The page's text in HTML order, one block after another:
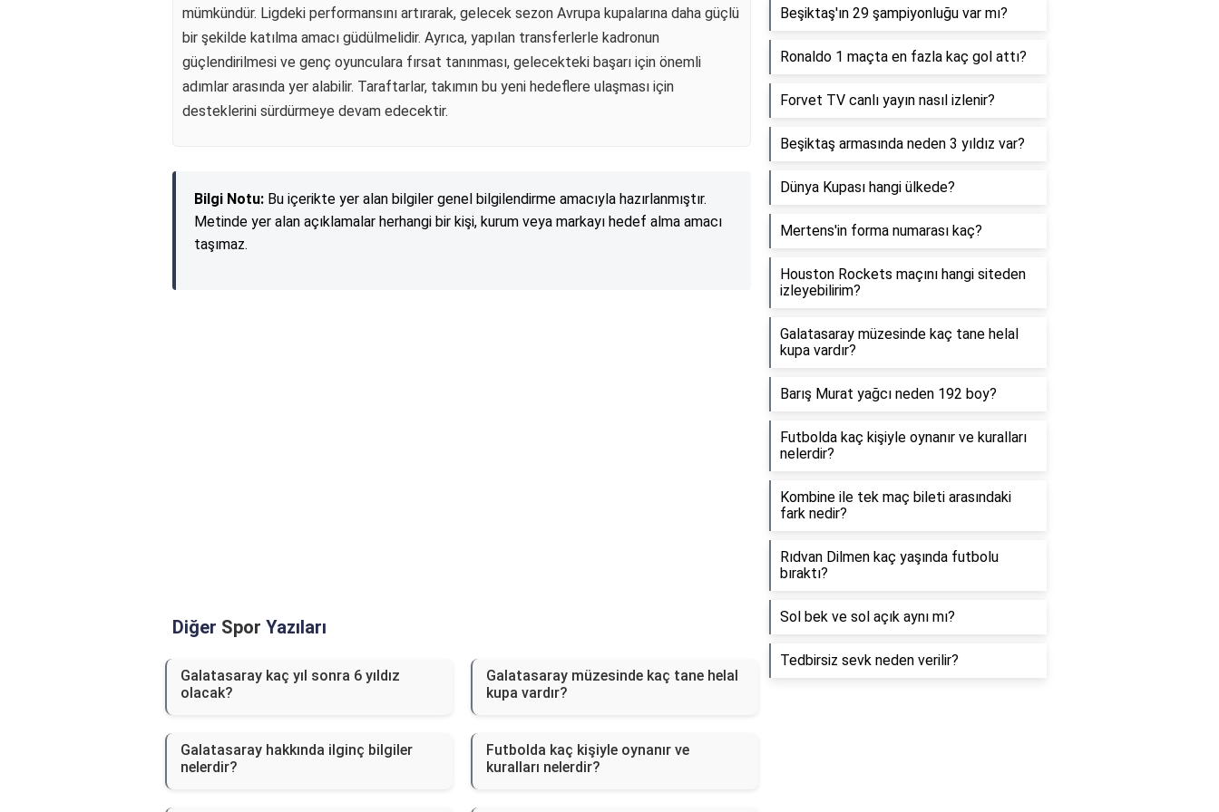
mümkündür. Ligdeki performansını artırarak, gelecek sezon Avrupa kupalarına daha güçlü
bir şekilde katılma amacı güdülmelidir. Ayrıca, yapılan transferlerle kadronun
güçlendirilmesi ve genç oyunculara fırsat tanınması, gelecekteki başarı için önemli
adımlar arasında yer alabilir. Taraftarlar, takımın bu yeni hedeflere ulaşması için
desteklerini sürdürmeye devam edecektir.
Bilgi Notu: Bu içerikte yer alan bilgiler genel bilgilendirme amacıyla hazırlanmıştır.
Metinde yer alan açıklamalar herhangi bir kişi, kurum veya markayı hedef alma amacı
taşımaz.
Diğer Spor Yazıları
Galatasaray kaç yıl sonra 6 yıldız
olacak?
Galatasaray müzesinde kaç tane helal
kupa vardır?
Galatasaray hakkında ilginç bilgiler
nelerdir?
Futbolda kaç kişiyle oynanır ve
kuralları nelerdir?
Beşiktaş'ın 29 şampiyonluğu var mı?
Ronaldo 1 maçta en fazla kaç gol attı?
Forvet TV canlı yayın nasıl izlenir?
Beşiktaş armasında neden 3 yıldız var?
Dünya Kupası hangi ülkede?
Mertens'in forma numarası kaç?
Houston Rockets maçını hangi siteden
izleyebilirim?
Galatasaray müzesinde kaç tane helal
kupa vardır?
Barış Murat yağcı neden 192 boy?
Futbolda kaç kişiyle oynanır ve kuralları
nelerdir?
Kombine ile tek maç bileti arasındaki
fark nedir?
Rıdvan Dilmen kaç yaşında futbolu
bıraktı?
Sol bek ve sol açık aynı mı?
Tedbirsiz sevk neden verilir?